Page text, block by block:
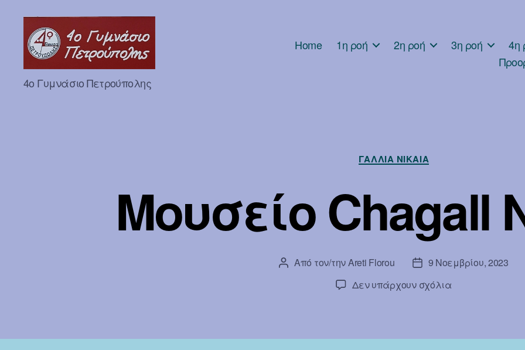
4ο Γυμνάσιο Πετρούπολης
Home 1η ροή 2η ροή 3η ροή 4η
Κατηγορίες
ΓΑΛΛΊΑ ΝΊΚΑΙΑ
Μουσείο Chagall
Συντάκτης
Από τον/τηνAreti Florou
Ημ.9 Νοεμβρίου, 2023
Δεν υπάρχουν σχόλιαστο